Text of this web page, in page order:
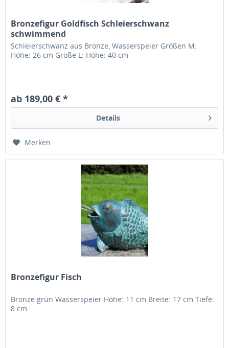
Bronzefigur Goldfisch Schleierschwanz
schwimmend
Schleierschwanz aus Bronze, Wasserspeier Größen M:
Höhe: 26 cm Größe L: Höhe: 40 cm
ab 189,00 € *
Details
Merken
Bronzefigur Fisch
Bronze grün Wasserspeier Höhe: 11 cm Breite: 17 cm Tiefe:
8 cm